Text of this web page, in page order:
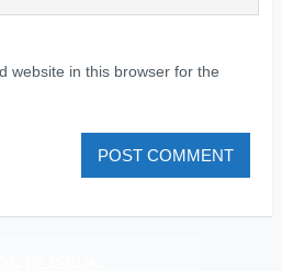
website in this browser for the